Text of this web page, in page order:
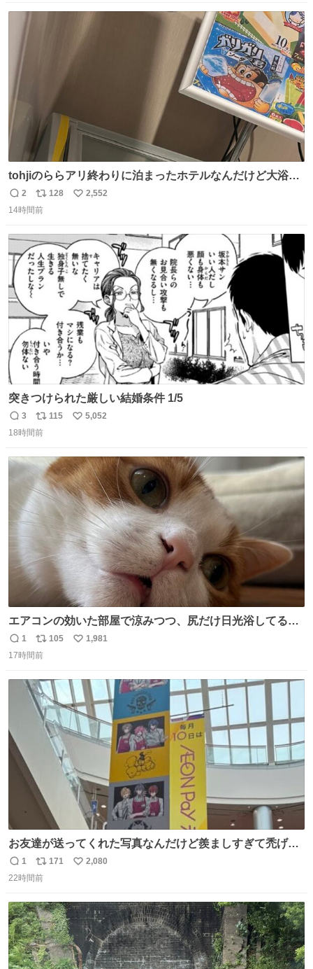
tohjiのららアリ終わりに泊まったホテルなんだけど大浴場
にアイス置いてあって バニラがこれだった 粋な計らいあり
がとう
返
信
2
リ
ポ
ト
数
128
い
数
2,552
14時間前
突きつけられた厳しい結婚条件 1/5
返
信
3
リ
ポ
ト
数
115
い
数
5,052
18時間前
エアコンの効いた部屋で涼みつつ、尻だけ日光浴してる猫
もはや貴族じゃん！
返
信
1
リ
ポ
ト
数
105
い
数
1,981
17時間前
お友達が送ってくれた写真なんだけど羨ましすぎて禿げそ
う
返
信
1
リ
ポ
ト
数
171
い
数
2,080
22時間前